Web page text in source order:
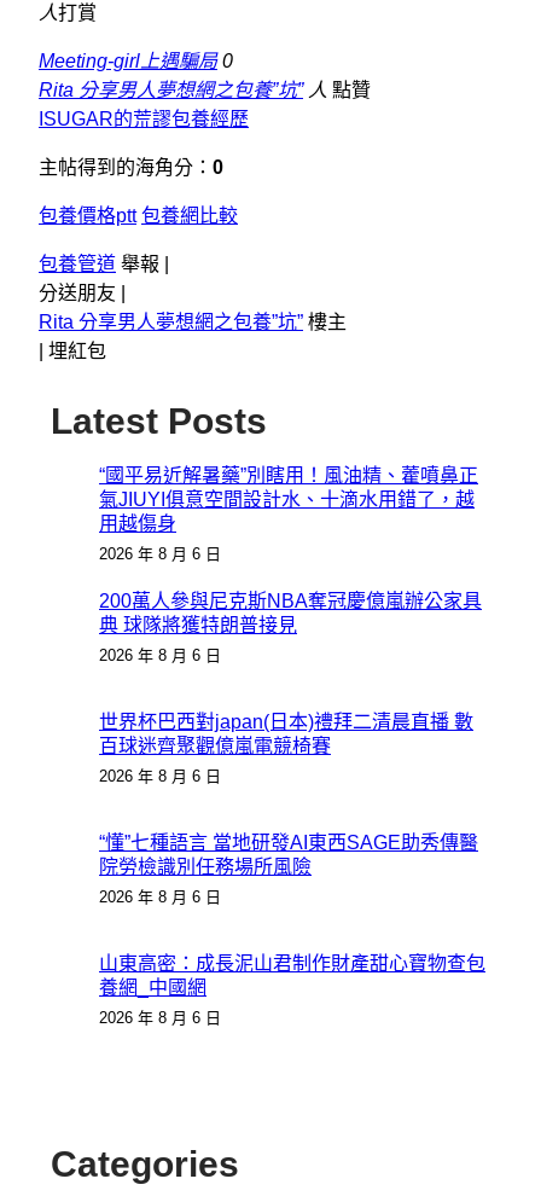
人打賞
Meeting-girl上遇騙局0
Rita 分享男人夢想網之包養”坑”人 點贊
ISUGAR的荒謬包養經歷
主帖得到的海角分： 0
包養價格ptt 包養網比較
包養管道 舉報 |
分送朋友 |
Rita 分享男人夢想網之包養”坑” 樓主
埋紅包
Latest Posts
“國平易近解暑藥”別瞎用！風油精、藿噴鼻正
氣JIUYI俱意空間設計水、十滴水用錯了，越
用越傷身
2026 年 8 月 6 日
200萬人參與尼克斯NBA奪冠慶億嵐辦公家具
典 球隊將獲特朗普接見
2026 年 8 月 6 日
世界杯巴西對japan(日本)禮拜二清晨直播 數
百球迷齊聚觀億嵐電競椅賽
2026 年 8 月 6 日
“懂”七種語言 當地研發AI東西SAGE助秀傳醫
院勞檢識別任務場所風險
2026 年 8 月 6 日
山東高密：成長泥山君制作財產甜心寶物查包
養網_中國網
2026 年 8 月 6 日
Categories